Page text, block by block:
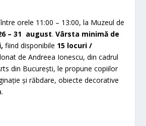
orele 11:00 – 13:00, la Muzeul de
– 31 august.Vârsta minimă de
fiind disponibile 15 locuri /
de Andreea Ionescu, din cadrul
din București, le propune copiilor
și răbdare, obiecte decorative